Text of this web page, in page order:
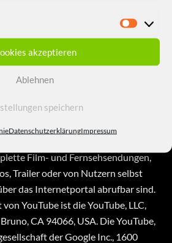
akzeptieren
Ablehnen
speichern
DatenschutzerklärungImpressum
von YouTube integriert.
Videoportal, dass Video-
kostenfreie Betrachtung,
dieser ermöglicht.
Film- und Fernsehsendungen,
Trailer oder von Nutzern selbst
das Internetportal abrufbar sind.
YouTube ist die YouTube, LLC,
CA 94066, USA. Die YouTube,
der Google Inc., 1600